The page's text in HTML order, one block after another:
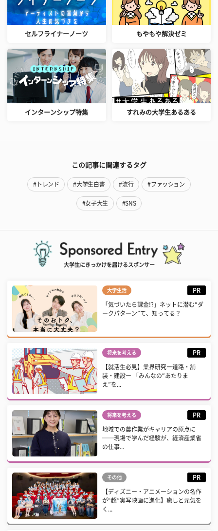
セルフライナーノーツ もやもや解決ゼミ
インターンシップ特集 すれみの大学生あるある
この記事に関連するタグ
#トレンド #大学生白書 #流行 #ファッション
#女子大生 #SNS
大学生にきっかけを届けるスポンサー
大学生活 PR
「気づいたら課金!?」ネットに潜む“ダ
ークパターン”て、知ってる？
将来を考える PR
【就活生必見】業界研究ー道路・舗
装・建設ー 「みんなの“あたりま
え”を...
将来を考える PR
地域での農作業がキャリアの原点に
──現場で学んだ経験が、経済産業省
の仕事...
その他 PR
【ディズニー・アニメーションの名作
が“超”実写映画に進化】癒しと元気を
く...